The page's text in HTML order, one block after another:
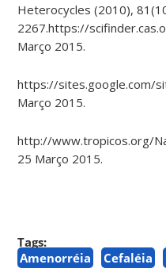
Heterocycles (2010),
2267.https://
Março 2015.
https://sites.google.com/
Março 2015.
http://www.tropicos.org/
25 Março 2015.
Tags:
Amenorréia
Cefaléia